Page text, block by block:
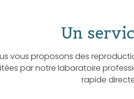
Un
vous proposons des
par notre laboratoire
rapide